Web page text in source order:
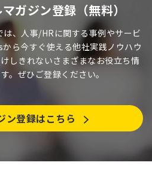
ガジン登録（無料）
、人事/HRに関する事例やサービ
ら今すぐ使える他社実践ノウハウ
しきれないさまざまなお役立ち情
。ぜひご登録ください。
ン登録はこちら